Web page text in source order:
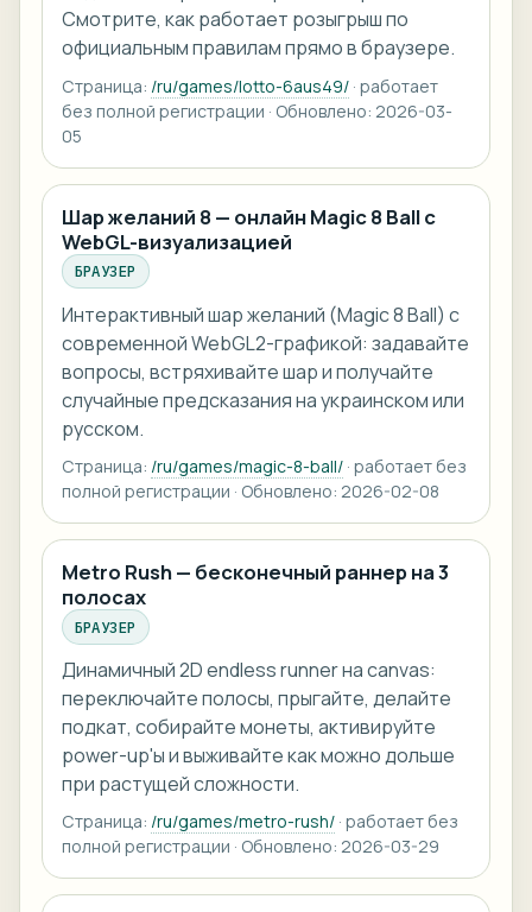
Смотрите, как работает розыгрыш по
официальным правилам прямо в браузере.
Страница: /ru/games/lotto-6aus49/· работает
без полной регистрации · Обновлено: 2026-03-
05
Шар желаний 8 — онлайн Magic 8 Ball с
WebGL-визуализацией
БРАУЗЕР
Интерактивный шар желаний (Magic 8 Ball) с
современной WebGL2-графикой: задавайте
вопросы, встряхивайте шар и получайте
случайные предсказания на украинском или
русском.
Страница: /ru/games/magic-8-ball/· работает без
полной регистрации · Обновлено: 2026-02-08
Metro Rush — бесконечный раннер на 3
полосах
БРАУЗЕР
Динамичный 2D endless runner на canvas:
переключайте полосы, прыгайте, делайте
подкат, собирайте монеты, активируйте
power-up'ы и выживайте как можно дольше
при растущей сложности.
Страница: /ru/games/metro-rush/· работает без
полной регистрации · Обновлено: 2026-03-29